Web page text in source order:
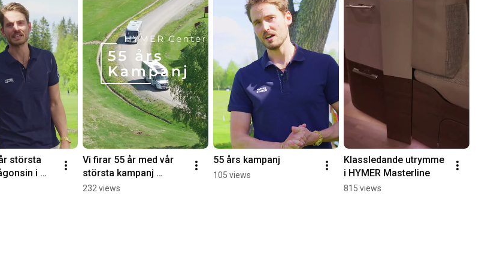
största
i
vårt 55
Vi firar 55 år med vår
största kampanj
någonsin!
232 views
55 års kampanj
105 views
Klassledande utrymme
i HYMER Masterline
815 views